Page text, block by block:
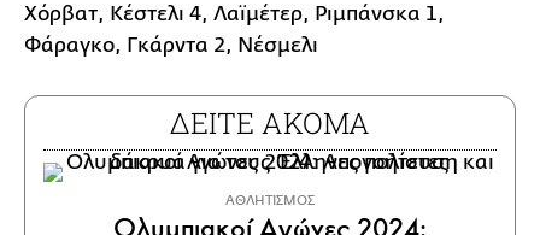
Χόρβατ, Κέστελι 4, Λαϊμέτερ, Ριμπάνσκα 1,
Φάραγκο, Γκάρντα 2, Νέσμελι
ΔΕΙΤΕ ΑΚΟΜΑ
ΑΘΛΗΤΙΣΜΟΣ
Ολυμπιακοί Αγώνες 2024: